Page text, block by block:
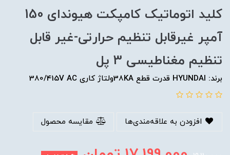
کلید اتوماتیک کامپکت هیوندای 150
آمپر غیرقابل تنظیم حرارتی-غیر قابل
تنظیم مغناطیسی 3 پل
برند: HYUNDAI قدرت قطع 38KAولتاژ کاری 380/415V AC
افزودن به علاقه‌مندی‌ها مقایسه محصول